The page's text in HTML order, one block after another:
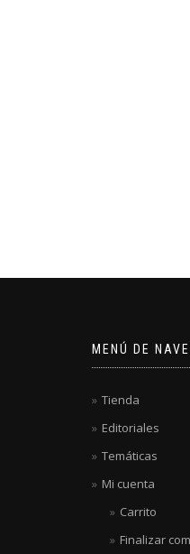
MENÚ DE
Tienda
Editoriales
Temáticas
Mi cuenta
Carrito
Finalizar